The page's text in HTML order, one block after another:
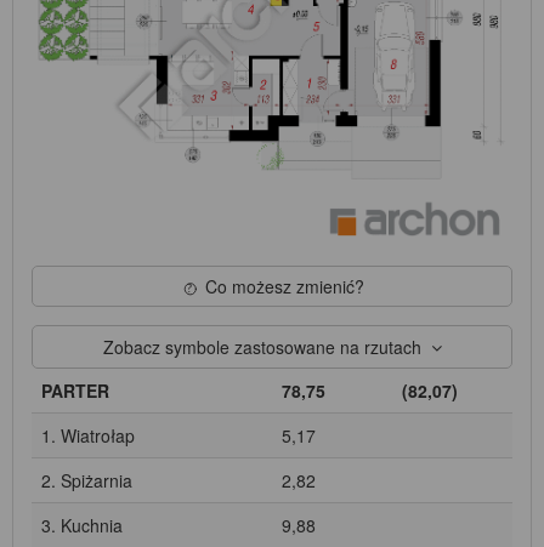
Co możesz zmienić?
Zobacz symbole zastosowane na rzutach
PARTER
78,75
(82,07)
1. Wiatrołap
5,17
2. Spiżarnia
2,82
3. Kuchnia
9,88